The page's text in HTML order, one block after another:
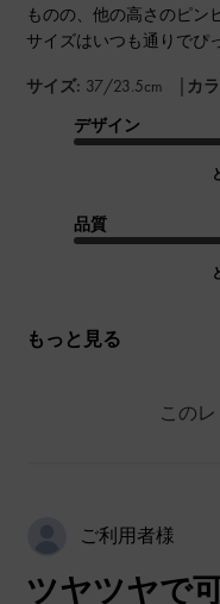
ものの、他の高さのピン
サイズはいつも通りでぴ
サイズ: 37/23.5cm | カ
デザイン
品質
もっと見る
この
ご利用者様
ツヤツヤで